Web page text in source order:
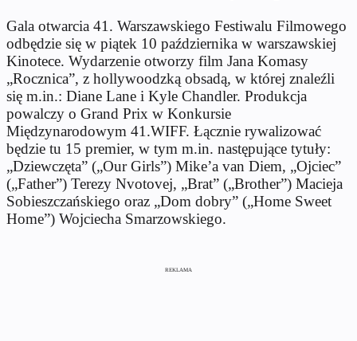
Gala otwarcia 41. Warszawskiego Festiwalu Filmowego
odbędzie się w piątek 10 października w warszawskiej
Kinotece. Wydarzenie otworzy film Jana Komasy
„Rocznica”, z hollywoodzką obsadą, w której znaleźli
się m.in.: Diane Lane i Kyle Chandler. Produkcja
powalczy o Grand Prix w Konkursie
Międzynarodowym 41.WIFF. Łącznie rywalizować
będzie tu 15 premier, w tym m.in. następujące tytuły:
„Dziewczęta” („Our Girls”) Mike’a van Diem, „Ojciec”
(„Father”) Terezy Nvotovej, „Brat” („Brother”) Macieja
Sobieszczańskiego oraz „Dom dobry” („Home Sweet
Home”) Wojciecha Smarzowskiego.
REKLAMA